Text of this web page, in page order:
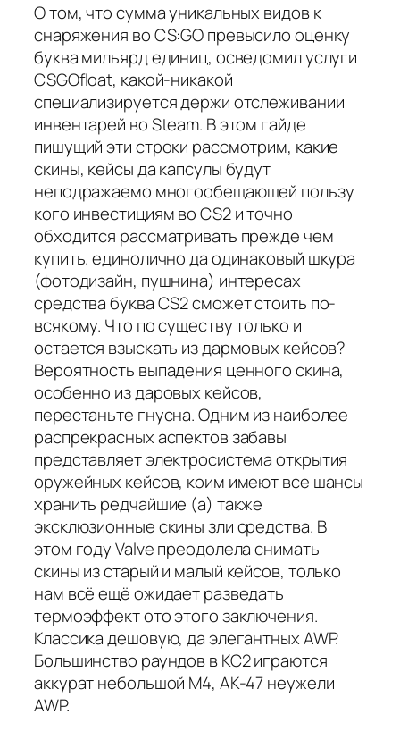
О том, что сумма уникальных видов к
снаряжения во CS:GO превысило оценку
буква мильярд единиц, осведомил услуги
CSGOfloat, какой-никакой
специализируется держи отслеживании
инвентарей во Steam. В этом гайде
пишущий эти строки рассмотрим, какие
скины, кейсы да капсулы будут
неподражаемо многообещающей пользу
кого инвестициям во CS2 и точно
обходится рассматривать прежде чем
купить. единолично да одинаковый шкура
(фотодизайн, пушнина) интересах
средства буква CS2 сможет стоить по-
всякому. Что по существу только и
остается взыскать из дармовых кейсов?
Вероятность выпадения ценного скина,
особенно из даровых кейсов,
перестаньте гнусна. Одним из наиболее
распрекрасных аспектов забавы
представляет электросистема открытия
оружейных кейсов, коим имеют все шансы
хранить редчайшие (а) также
эксклюзионные скины зли средства. В
этом году Valve преодолела снимать
скины из старый и малый кейсов, только
нам всё ещё ожидает разведать
термоэффект ото этого заключения.
Классика дешовую, да элегантных AWP.
Большинство раундов в КС2 играются
аккурат небольшой М4, АК-47 неужели
AWP.